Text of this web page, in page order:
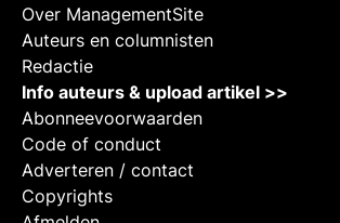
Over ManagementSite
Auteurs en columnisten
Redactie
Info auteurs & upload artikel >>
Abonneevoorwaarden
Code of conduct
Adverteren / contact
Copyrights